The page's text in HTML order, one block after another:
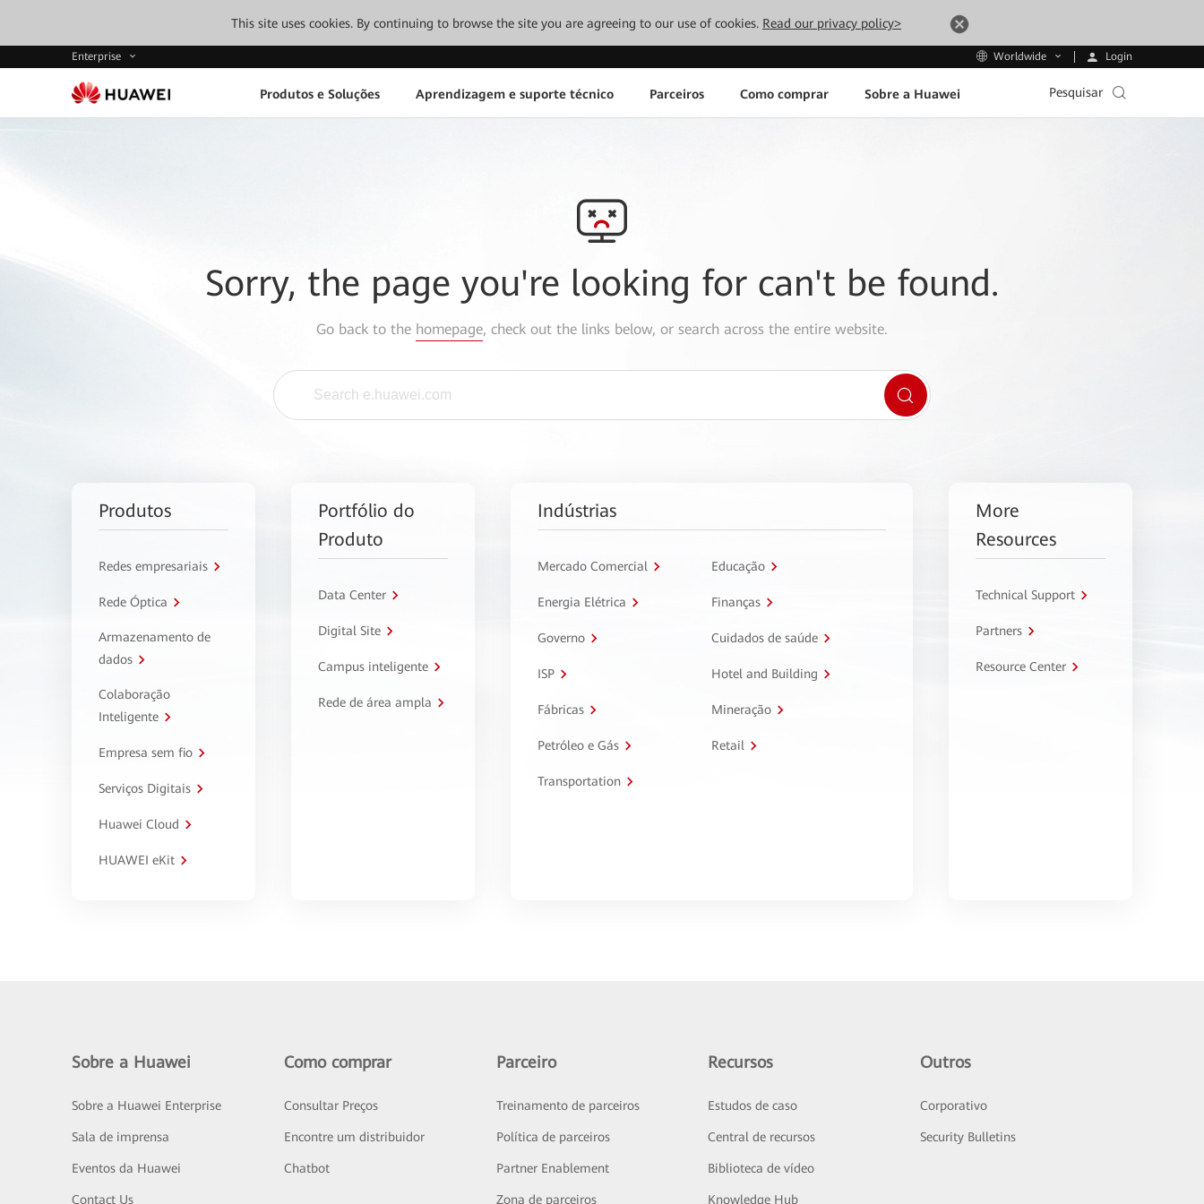
This site uses cookies. By continuing to browse the site you are agreeing to our use of cookies. Read our privacy policy>
Enterprise Worldwide Login
Produtos e Soluções Aprendizagem e suporte técnico Parceiros Como comprar Sobre a Huawei Pesquisar
Sorry, the page you're looking for can't be found.
Go back to the homepage, check out the links below, or search across the entire website.
Produtos
Redes empresariais
Rede Óptica
Armazenamento de
dados
Colaboração
Inteligente
Empresa sem fio
Serviços Digitais
Huawei Cloud
HUAWEI eKit
Portfólio do
Produto
Data Center
Digital Site
Campus inteligente
Rede de área ampla
Indústrias
Mercado Comercial Educação
Energia Elétrica Finanças
Governo Cuidados de saúde
ISP Hotel and Building
Fábricas Mineração
Petróleo e Gás Retail
Transportation
More
Resources
Technical Support
Partners
Resource Center
Sobre a Huawei
Sobre a Huawei Enterprise
Sala de imprensa
Eventos da Huawei
Contact Us
Como comprar
Consultar Preços
Encontre um distribuidor
Chatbot
Parceiro
Treinamento de parceiros
Política de parceiros
Partner Enablement
Zona de parceiros
Recursos
Estudos de caso
Central de recursos
Biblioteca de vídeo
Knowledge Hub
Outros
Corporativo
Security Bulletins